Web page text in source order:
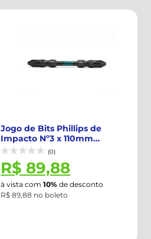
Jogo de Bits Phillips de
Impacto Nº3 x 65mm Encaixe
1/4" Pon...
(0)
R$ 101,13
à vista com10% de desconto
ouR$ 112,36 em2x